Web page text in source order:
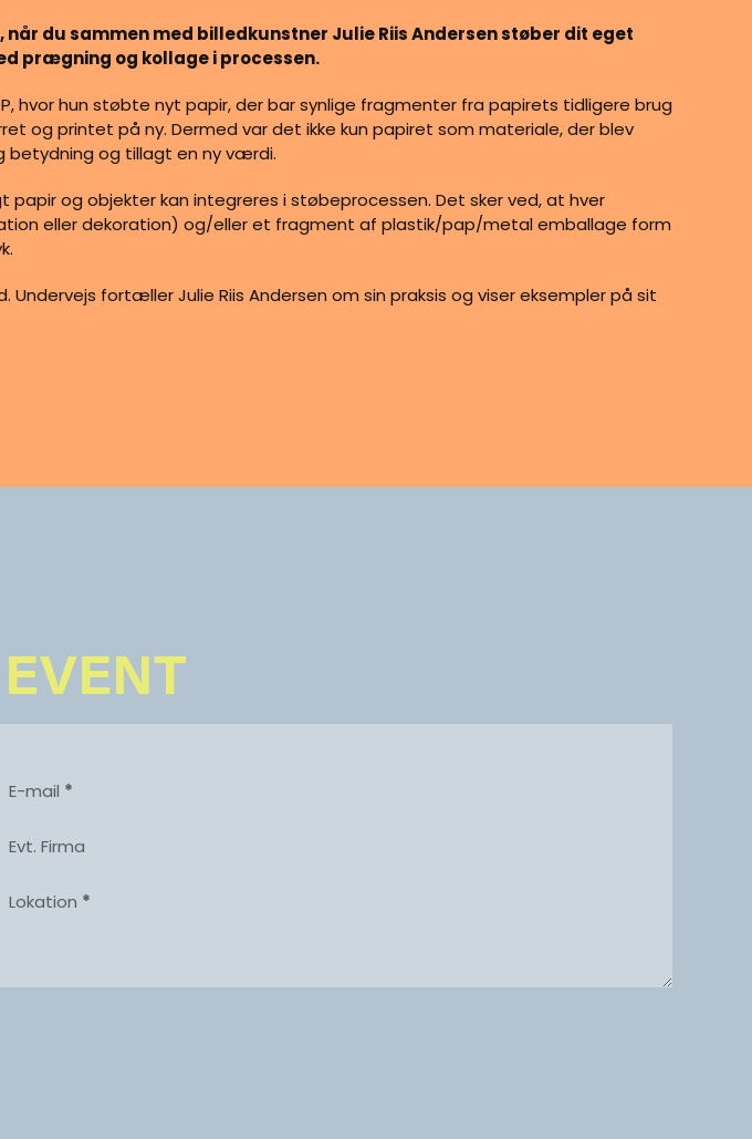
du sammen med billedkunstner Julie Riis Andersen støber dit eget
prægning og kollage i processen.
hvor hun støbte nyt papir, der bar synlige fragmenter fra papirets tidligere brug
og printet på ny. Dermed var det ikke kun papiret som materiale, der blev
betydning og tillagt en ny værdi.
papir og objekter kan integreres i støbeprocessen. Det sker ved, at hver
eller dekoration) og/eller et fragment af plastik/pap/metal emballage form
fortæller Julie Riis Andersen om sin praksis og viser eksempler på sit
E-mail *
Evt. Firma
Lokation *